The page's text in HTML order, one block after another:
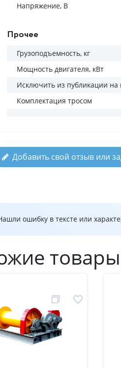
Напряжение, В
Прочее
Грузоподъемность, кг
Мощность двигателя, кВт
Исключить из публикации на
Комплектация тросом
Добавить свой отзыв или
ошибку в тексте или
товары